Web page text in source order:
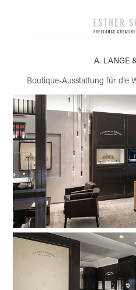
A. LANGE
Boutique-Ausstattung für die